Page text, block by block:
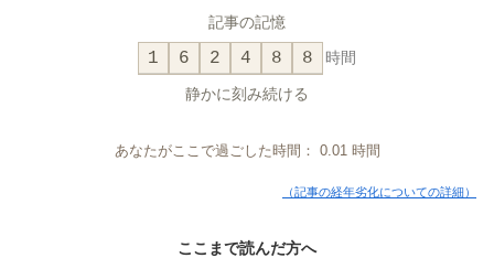
記事の記憶
1 6 2 4 8 8 時間
静かに刻み続ける
あなたがここで過ごした時間： 0.01時間
（記事の経年劣化についての詳細）
ここまで読んだ方へ